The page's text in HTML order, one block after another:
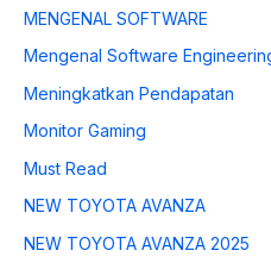
MENGENAL SOFTWARE
Mengenal Software
Meningkatkan Pendapatan
Monitor Gaming
Must Read
NEW TOYOTA AVANZA
NEW TOYOTA AVANZA 2025